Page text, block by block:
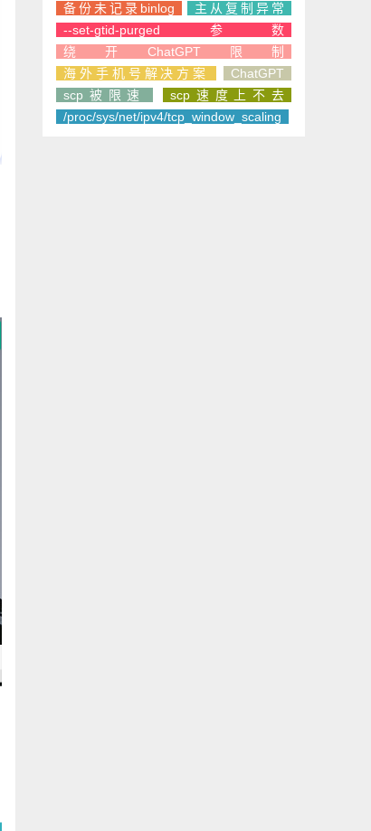
备份未记录binlog
主从复制异常
--set-gtid-purged参数
绕开ChatGPT限制
海外手机号解决方案
ChatGPT
scp被限速
scp速度上不去
/proc/sys/net/ipv4/tcp_window_scaling